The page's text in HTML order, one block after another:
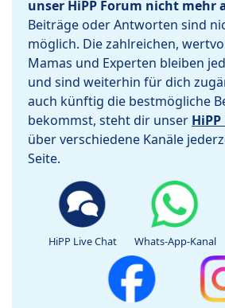
unser HiPP Forum nicht mehr
Beiträge oder Antworten sind
möglich. Die zahlreichen,
Mamas und Experten bleiben
und sind weiterhin für dich
auch künftig die bestmögliche
bekommst, steht dir unser
über verschiedene Kanäle
Seite.
HiPP Live Chat Whats-App-Kanal